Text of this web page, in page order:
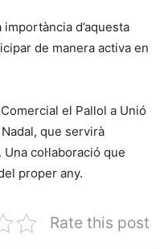
d’aquesta
de manera activa en
el Pallol a Unió
que servirà
col·laboració que
proper any.
Rate this post